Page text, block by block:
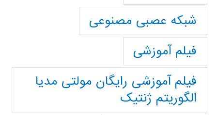
شبکه عصبی مصنوعی
فیلم آموزشی
فیلم آموزشی رایگان مولتی مدیا
الگوریتم ژنتیک